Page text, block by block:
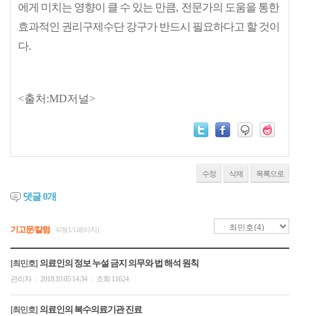
에게 미치는 영향이 클 수 있는 만큼, 전문가의 도움을 통한
효과적인 권리구제수단 강구가 반드시 필요하다고 할 것이
다.
<출처:MD저널>
수정 삭제 목록으로
댓글0개
기고문/칼럼 4개(1/1페이지)
[최민호] 의료인의 정보 누설 금지 의무와 법 해석 원칙
관리자 2018.10.05 14:34 조회 11624
[최민호] 의료인의 복수의료기관 진료